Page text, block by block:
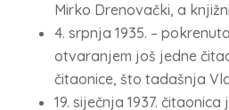
Mirko Drenovački, a
4. srpnja 1935. –
otvaranjem još jedne
čitaonice, što tadašnja
19. siječnja 1937.